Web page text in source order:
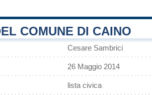
COMUNE DI CAINO
Cesare Sambrici
26 Maggio 2014
lista civica